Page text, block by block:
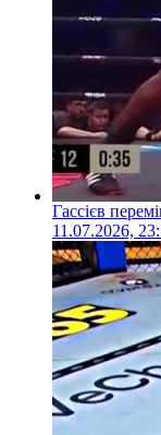
Гассієв
11.07.2026,